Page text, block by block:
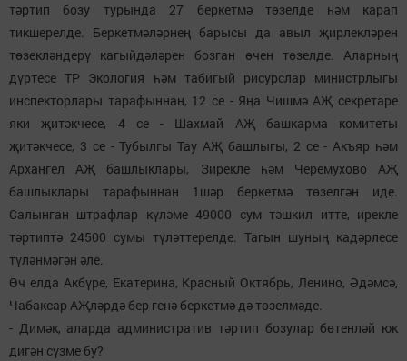
тәртип бозу турында 27 беркетмә төзелде һәм карап
тикшерелде. Беркетмәләрнең барысы да авыл җирлекләрен
төзекләндерү кагыйдәләрен бозган өчен төзелде. Аларның
дүртесе ТР Экология һәм табигый рисурслар министрлыгы
инспекторлары тарафыннан, 12 се - Яңа Чишмә АҖ секретаре
яки җитәкчесе, 4 се - Шахмай АҖ башкарма комитеты
җитәкчесе, 3 се - Тубылгы Тау АҖ башлыгы, 2 се - Акъяр һәм
Архангел АҖ башлыклары, Зирекле һәм Черемухово АҖ
башлыклары тарафыннан 1шәр беркетмә төзелгән иде.
Салынган штрафлар күләме 49000 сум тәшкил итте, ирекле
тәртиптә 24500 сумы түләттерелде. Тагын шуның кадәрлесе
түләнмәгән әле.
Өч елда Акбүре, Екатерина, Красный Октябрь, Ленино, Әдәмсә,
Чабаксар АҖләрдә бер генә беркетмә дә төзелмәде.
- Димәк, аларда административ тәртип бозулар бөтенләй юк
дигән сүзме бу?